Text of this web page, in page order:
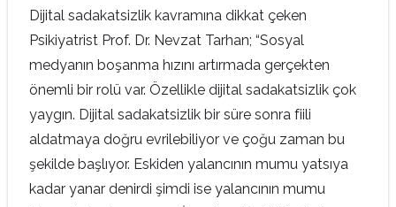
Dijital sadakatsizlik kavramına dikkat çeken
Psikiyatrist Prof. Dr. Nevzat Tarhan; “Sosyal
medyanın boşanma hızını artırmada gerçekten
önemli bir rolü var. Özellikle dijital sadakatsizlik çok
yaygın. Dijital sadakatsizlik bir süre sonra fiili
aldatmaya doğru evrilebiliyor ve çoğu zaman bu
şekilde başlıyor. Eskiden yalancının mumu yatsıya
kadar yanar denirdi şimdi ise yalancının mumu